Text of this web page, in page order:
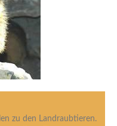
zu den Landraubtieren.